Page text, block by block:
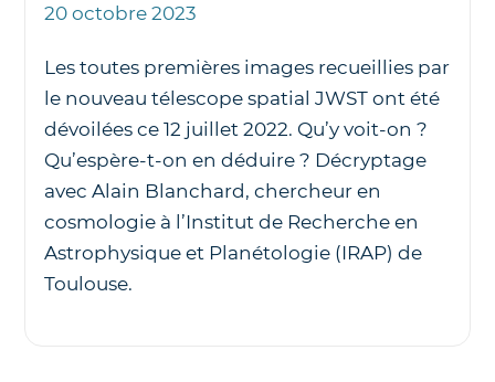
20 octobre 2023
Les toutes premières images recueillies par
le nouveau télescope spatial JWST ont été
dévoilées ce 12 juillet 2022. Qu’y voit-on ?
Qu’espère-t-on en déduire ? Décryptage
avec Alain Blanchard, chercheur en
cosmologie à l’Institut de Recherche en
Astrophysique et Planétologie (IRAP) de
Toulouse.